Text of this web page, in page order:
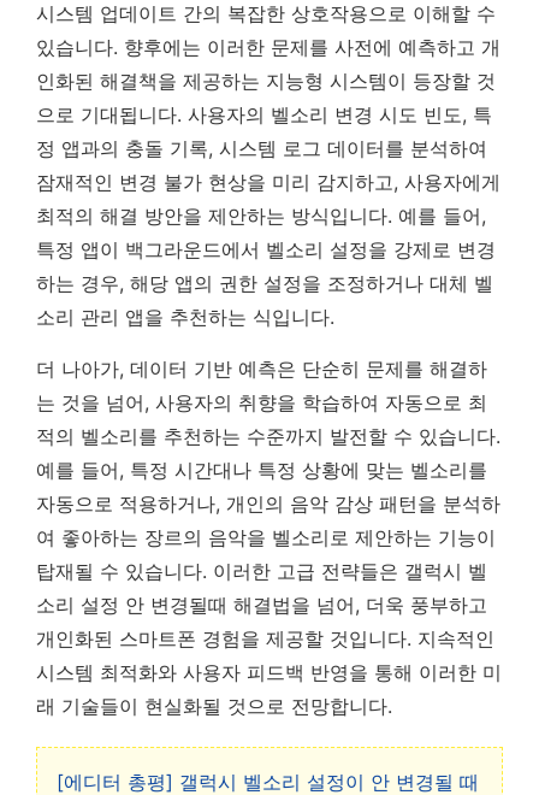
시스템 업데이트 간의 복잡한 상호작용으로 이해할 수
있습니다. 향후에는 이러한 문제를 사전에 예측하고 개
인화된 해결책을 제공하는 지능형 시스템이 등장할 것
으로 기대됩니다. 사용자의 벨소리 변경 시도 빈도, 특
정 앱과의 충돌 기록, 시스템 로그 데이터를 분석하여
잠재적인 변경 불가 현상을 미리 감지하고, 사용자에게
최적의 해결 방안을 제안하는 방식입니다. 예를 들어,
특정 앱이 백그라운드에서 벨소리 설정을 강제로 변경
하는 경우, 해당 앱의 권한 설정을 조정하거나 대체 벨
소리 관리 앱을 추천하는 식입니다.
더 나아가, 데이터 기반 예측은 단순히 문제를 해결하
는 것을 넘어, 사용자의 취향을 학습하여 자동으로 최
적의 벨소리를 추천하는 수준까지 발전할 수 있습니다.
예를 들어, 특정 시간대나 특정 상황에 맞는 벨소리를
자동으로 적용하거나, 개인의 음악 감상 패턴을 분석하
여 좋아하는 장르의 음악을 벨소리로 제안하는 기능이
탑재될 수 있습니다. 이러한 고급 전략들은 갤럭시 벨
소리 설정 안 변경될때 해결법을 넘어, 더욱 풍부하고
개인화된 스마트폰 경험을 제공할 것입니다. 지속적인
시스템 최적화와 사용자 피드백 반영을 통해 이러한 미
래 기술들이 현실화될 것으로 전망합니다.
[에디터 총평] 갤럭시 벨소리 설정이 안 변경될 때